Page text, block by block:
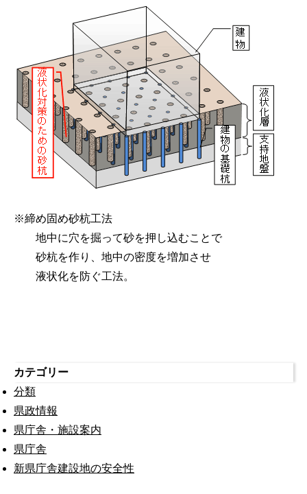
※締め固め砂杭工法
地中に穴を掘って砂を押し込むことで
砂杭を作り、地中の密度を増加させ
液状化を防ぐ工法。
カテゴリー
分類
県政情報
県庁舎・施設案内
県庁舎
新県庁舎建設地の安全性